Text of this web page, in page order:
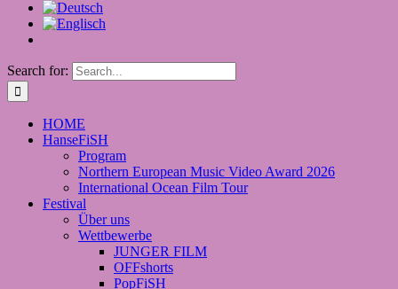
Search for:
HOME
HanseFiSH
Program
Northern European Music Video Award 2026
International Ocean Film Tour
Festival
Über uns
Wettbewerbe
JUNGER FILM
OFFshorts
PopFiSH